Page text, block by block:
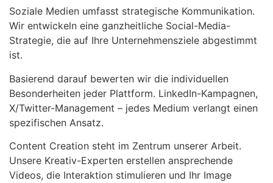
Soziale Medien umfasst strategische Kommunikation.
Wir entwickeln eine ganzheitliche Social-Media-
Strategie, die auf Ihre Unternehmensziele abgestimmt
ist.
Basierend darauf bewerten wir die individuellen
Besonderheiten jeder Plattform. LinkedIn-Kampagnen,
X/Twitter-Management – jedes Medium verlangt einen
spezifischen Ansatz.
Content Creation steht im Zentrum unserer Arbeit.
Unsere Kreativ-Experten erstellen ansprechende
Videos, die Interaktion stimulieren und Ihr Image